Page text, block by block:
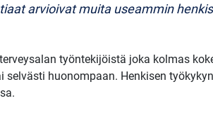
arvioivat muita useammin
työntekijöistä joka kolmas
selvästi huonompaan. Henkisen